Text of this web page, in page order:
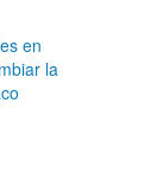
en
la